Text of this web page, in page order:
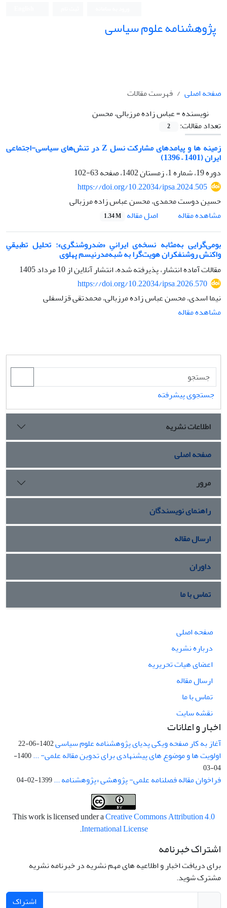
پژوهشنامه علوم سیاسی
صفحه اصلی
فهرست مقالات
نویسنده =عباس زاده مرزبالی، محسن
تعداد مقالات:
2
زمینه ها و پیامدهای مشارکت نسل Z در تنش‌های سیاسی-اجتماعی
ایران (1401 – 1396)
دوره 19، شماره 1، زمستان 1402، صفحه
63-102
https://doi.org/10.22034/ipsa.2024.505
حسین دوست محمدی، محسن عباس زاده مرزبالی
مشاهده مقاله
اصل مقاله 1.34 M
بومی‌گرایی به‌مثابه نسخه‌ی ایرانیِ «ضدروشنگری»: تحلیل تطبیقیِ
واکنش روشنفکران هویت‌گرا به شبه‌مدرنیسم پهلوی
مقالات آماده انتشار، پذیرفته شده، انتشار آنلاین از10 مرداد 1405
https://doi.org/10.22034/ipsa.2026.570
نیما اسدی، محسن عباس زاده مرزبالی، محمدتقی قزلسفلی
مشاهده مقاله
جستجوی پیشرفته
اطلاعات نشریه
صفحه اصلی
مرور
راهنمای نویسندگان
ارسال مقاله
داوران
تماس با ما
صفحه اصلی
درباره نشریه
اعضای هیات تحریریه
ارسال مقاله
تماس با ما
نقشه سایت
اخبار و اعلانات
آغاز به کار صفحه ویکی پدیای پژوهشنامه علوم سیاسی1402-06-22
اولویت ها و موضوع های پیشنهادی برای تدوین مقاله علمی- ...
1400-
04-03
فراخوان مقاله فصلنامه علمی- پژوهشی «پژوهشنامه ...1399-02-04
This work is licensed under aCreative Commons Attribution 4.0
International License
.
اشتراک خبرنامه
برای دریافت اخبار و اطلاعیه های مهم نشریه در خبرنامه نشریه
مشترک شوید.
اشتراک